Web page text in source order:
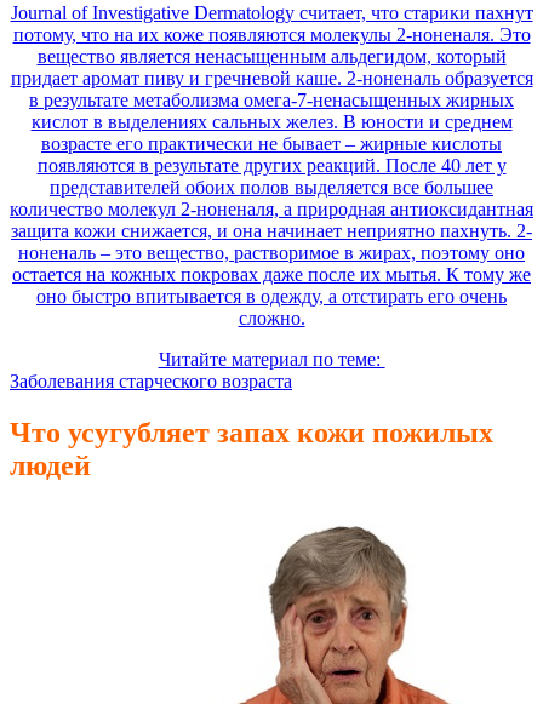
Journal of Investigative Dermatology считает, что старики пахнут
потому, что на их коже появляются молекулы 2-ноненаля. Это
вещество является ненасыщенным альдегидом, который
придает аромат пиву и гречневой каше. 2-ноненаль образуется
в результате метаболизма омега-7-ненасыщенных жирных
кислот в выделениях сальных желез. В юности и среднем
возрасте его практически не бывает – жирные кислоты
появляются в результате других реакций. После 40 лет у
представителей обоих полов выделяется все большее
количество молекул 2-ноненаля, а природная антиоксидантная
защита кожи снижается, и она начинает неприятно пахнуть. 2-
ноненаль – это вещество, растворимое в жирах, поэтому оно
остается на кожных покровах даже после их мытья. К тому же
оно быстро впитывается в одежду, а отстирать его очень
сложно.
Читайте материал по теме:
Заболевания старческого возраста
Что усугубляет запах кожи пожилых
людей